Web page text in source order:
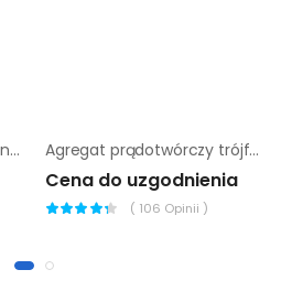
Agregat prądotwórczy jednofazowy Sumera Motor smg-7M-H-avr Agregat prądotwórczy trójfazowy Endress ESE 415 VW
Cena do uzgodnienia
( 106 Opinii )